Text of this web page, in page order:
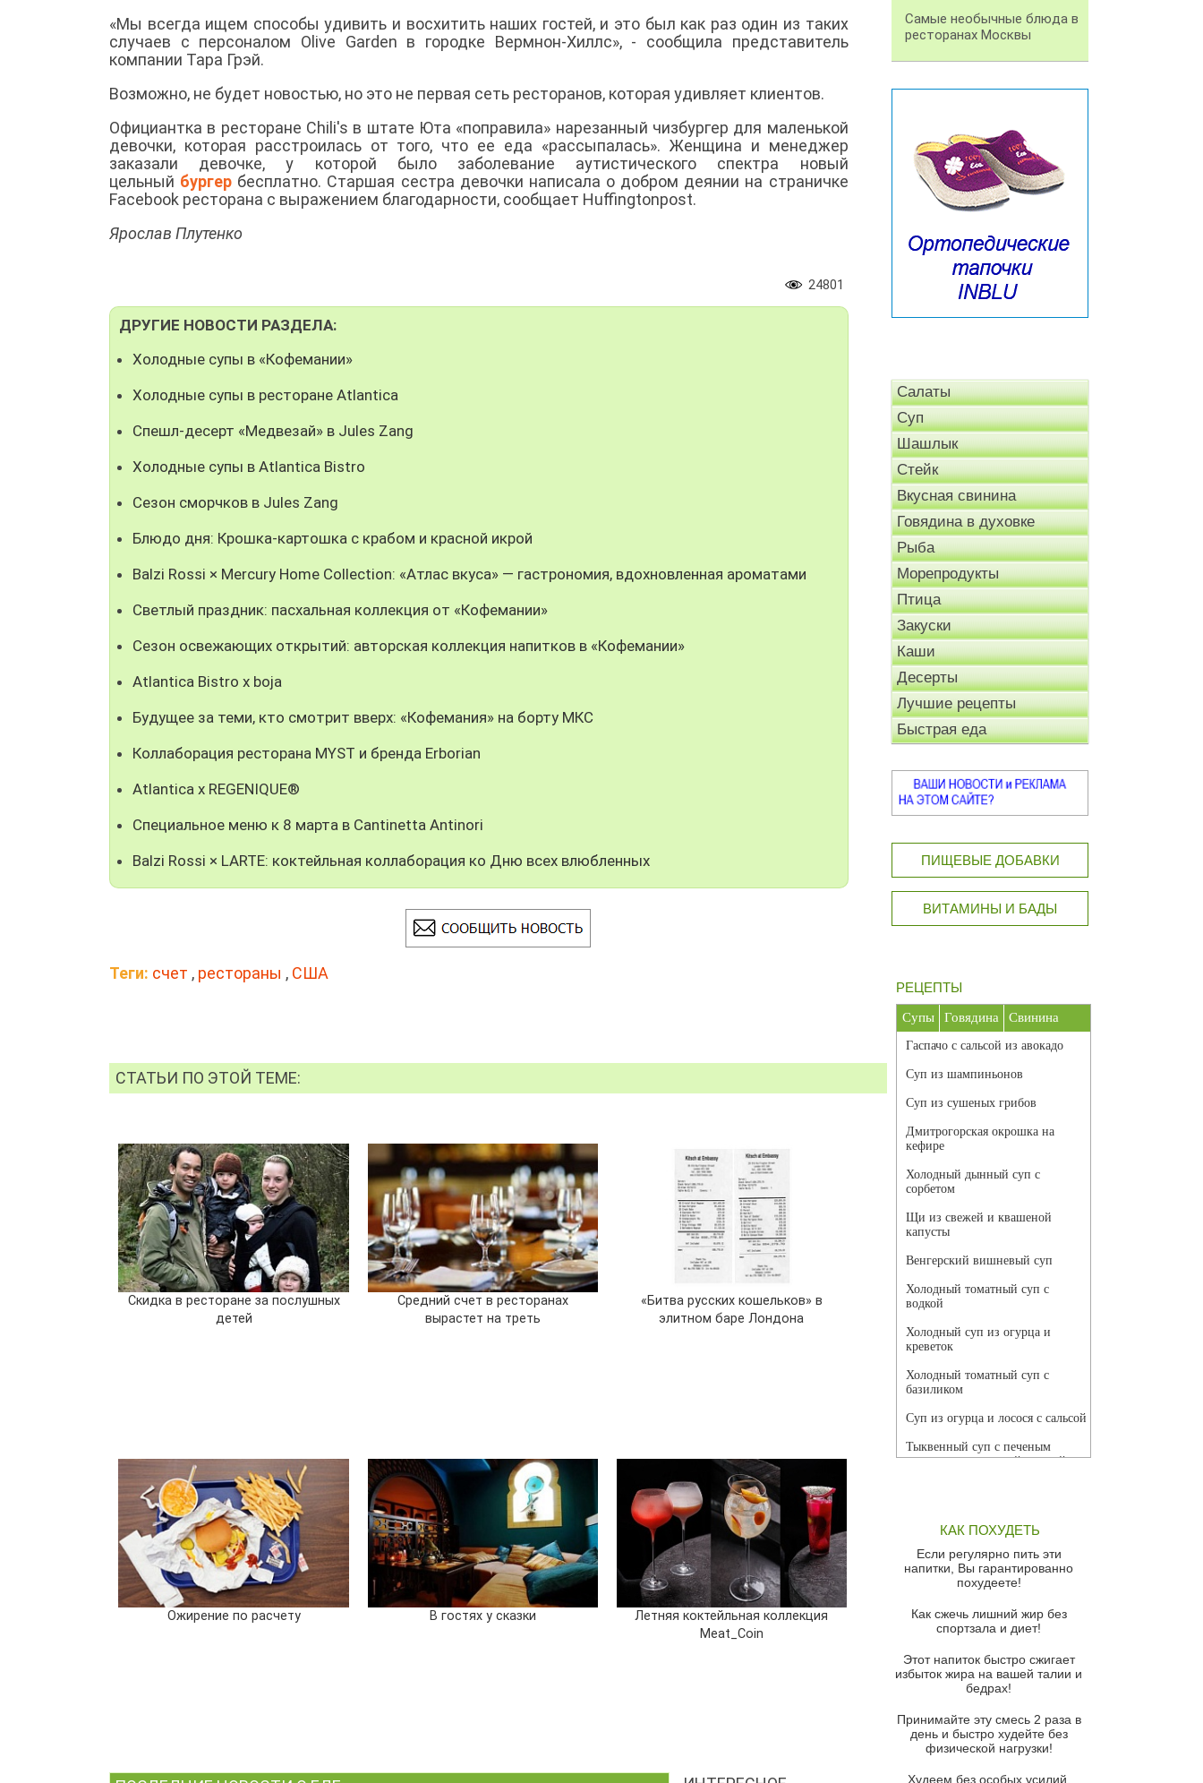
«Мы всегда ищем способы удивить и восхитить наших гостей, и это был как раз один из таких
случаев с персоналом Olive Garden в городке Вермнон-Хиллс», - сообщила представитель
компании Тара Грэй.
Возможно, не будет новостью, но это не первая сеть ресторанов, которая удивляет клиентов.
Официантка в ресторане Chili's в штате Юта «поправила» нарезанный чизбургер для маленькой
девочки, которая расстроилась от того, что ее еда «рассыпалась». Женщина и менеджер
заказали девочке, у которой было заболевание аутистического спектра новый
цельный бургер бесплатно. Старшая сестра девочки написала о добром деянии на страничке
Facebook ресторана с выражением благодарности, сообщает Huffingtonpost.
Ярослав Плутенко
24801
ДРУГИЕ НОВОСТИ РАЗДЕЛА:
Холодные супы в «Кофемании»
Холодные супы в ресторане Atlantica
Спешл-десерт «Медвезай» в Jules Zang
Холодные супы в Atlantica Bistro
Сезон сморчков в Jules Zang
Блюдо дня: Крошка-картошка с крабом и красной икрой
Balzi Rossi × Mercury Home Collection: «Атлас вкуса» — гастрономия, вдохновленная ароматами
Светлый праздник: пасхальная коллекция от «Кофемании»
Сезон освежающих открытий: авторская коллекция напитков в «Кофемании»
Atlantica Bistro x boja
Будущее за теми, кто смотрит вверх: «Кофемания» на борту МКС
Коллаборация ресторана MYST и бренда Erborian
Atlantica x REGENIQUE®
Специальное меню к 8 марта в Cantinetta Antinori
Balzi Rossi × LARTE: коктейльная коллаборация ко Дню всех влюбленных
Теги: счет , рестораны , США
СТАТЬИ ПО ЭТОЙ ТЕМЕ:
Скидка в ресторане за послушных
детей
Средний счет в ресторанах
вырастет на треть
«Битва русских кошельков» в
элитном баре Лондона
Ожирение по расчету В гостях у сказки
Летняя коктейльная коллекция
Meat_Coin
Самые необычные блюда в
ресторанах Москвы
Салаты
Суп
Шашлык
Стейк
Вкусная свинина
Говядина в духовке
Рыба
Морепродукты
Птица
Закуски
Каши
Десерты
Лучшие рецепты
Быстрая еда
ПИЩЕВЫЕ ДОБАВКИ
ВИТАМИНЫ И БАДЫ
РЕЦЕПТЫ
Супы Говядина Свинина
Гаспачо с сальсой из авокадо
Суп из шампиньонов
Суп из сушеных грибов
Дмитрогорская окрошка на
кефире
Холодный дынный суп с
сорбетом
Щи из свежей и квашеной
капусты
Венгерский вишневый суп
Холодный томатный суп с
водкой
Холодный суп из огурца и
креветок
Холодный томатный суп с
базиликом
Суп из огурца и лосося с сальсой
Тыквенный суп с печеным
чесноком и томатной сальсой
красного перца
Парижский луковый суп
Суп из спаржи и горошка с
Суп-крем из цветной капусты
Французский луковый суп
Суп из баклажанов с моцареллой
Грибной крем-суп с кростини с
козьим сыром
Суп мисо с зеленым луком и
КАК ПОХУДЕТЬ
Если регулярно пить эти
напитки, Вы гарантированно
похудеете!
Как сжечь лишний жир без
спортзала и диет!
Этот напиток быстро сжигает
избыток жира на вашей талии и
бедрах!
Принимайте эту смесь 2 раза в
день и быстро худейте без
физической нагрузки!
Худеем без особых усилий,